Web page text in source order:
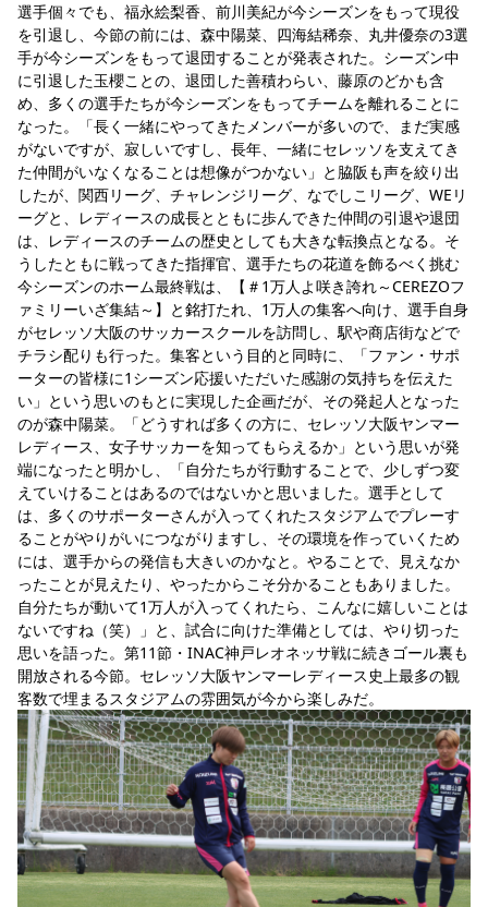
選手個々でも、福永絵梨香、前川美紀が今シーズンをもって現役
を引退し、今節の前には、森中陽菜、四海結稀奈、丸井優奈の3選
手が今シーズンをもって退団することが発表された。シーズン中
に引退した玉櫻ことの、退団した善積わらい、藤原のどかも含
め、多くの選手たちが今シーズンをもってチームを離れることに
なった。「長く一緒にやってきたメンバーが多いので、まだ実感
がないですが、寂しいですし、長年、一緒にセレッソを支えてき
た仲間がいなくなることは想像がつかない」と脇阪も声を絞り出
したが、関西リーグ、チャレンジリーグ、なでしこリーグ、WEリ
ーグと、レディースの成長とともに歩んできた仲間の引退や退団
は、レディースのチームの歴史としても大きな転換点となる。そ
うしたともに戦ってきた指揮官、選手たちの花道を飾るべく挑む
今シーズンのホーム最終戦は、【＃1万人よ咲き誇れ～CEREZOフ
ァミリーいざ集結～】と銘打たれ、1万人の集客へ向け、選手自身
がセレッソ大阪のサッカースクールを訪問し、駅や商店街などで
チラシ配りも行った。集客という目的と同時に、「ファン・サポ
ーターの皆様に1シーズン応援いただいた感謝の気持ちを伝えた
い」という思いのもとに実現した企画だが、その発起人となった
のが森中陽菜。「どうすれば多くの方に、セレッソ大阪ヤンマー
レディース、女子サッカーを知ってもらえるか」という思いが発
端になったと明かし、「自分たちが行動することで、少しずつ変
えていけることはあるのではないかと思いました。選手として
は、多くのサポーターさんが入ってくれたスタジアムでプレーす
ることがやりがいにつながりますし、その環境を作っていくため
には、選手からの発信も大きいのかなと。やることで、見えなか
ったことが見えたり、やったからこそ分かることもありました。
自分たちが動いて1万人が入ってくれたら、こんなに嬉しいことは
ないですね（笑）」と、試合に向けた準備としては、やり切った
思いを語った。第11節・INAC神戸レオネッサ戦に続きゴール裏も
開放される今節。セレッソ大阪ヤンマーレディース史上最多の観
客数で埋まるスタジアムの雰囲気が今から楽しみだ。